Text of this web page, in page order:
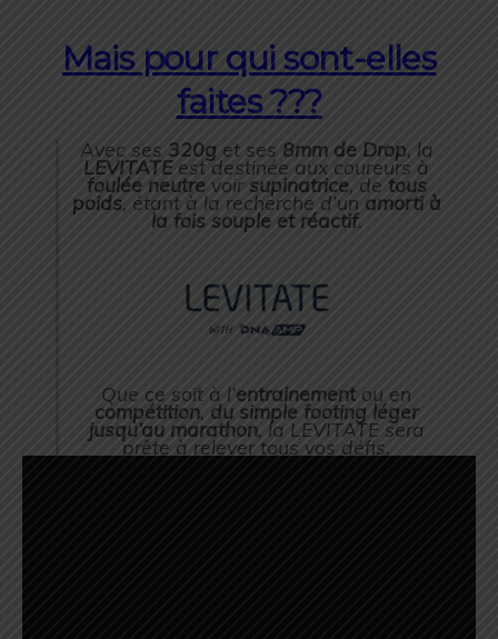
Mais pour qui sont-elles
faites ???
Avec ses 320g et ses 8mm de Drop, la
LEVITATEest destinée aux coureurs à
foulée neutre voirsupinatrice, de tous
poids, étant à la recherche d’un amorti à
la fois souple et réactif.
Que ce soit à l’entrainementou en
compétition, du simple footing léger
jusqu’au marathon, la LEVITATE sera
prête à relever tous vos défis.